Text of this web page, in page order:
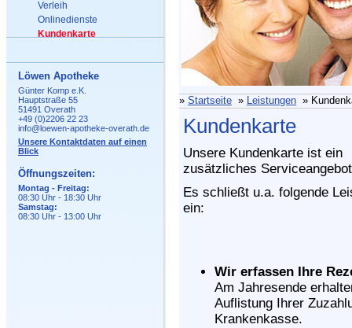
Verleih
Onlinedienste
Kundenkarte
Löwen Apotheke
Günter Komp e.K.
Hauptstraße 55
51491 Overath
+49 (0)2206 22 23
info@loewen-apotheke-overath.de
Unsere Kontaktdaten auf einen
Blick
Öffnungszeiten:
Montag - Freitag:
08:30 Uhr - 18:30 Uhr
Samstag:
08:30 Uhr - 13:00 Uhr
» Startseite » Leistungen »
Kundenkarte
Unsere Kundenkarte ist ein
zusätzliches
Es schließt u.a. folgende
ein:
Wir erfassen Ihre
Am Jahresende
Auflistung Ihrer
Krankenkasse.